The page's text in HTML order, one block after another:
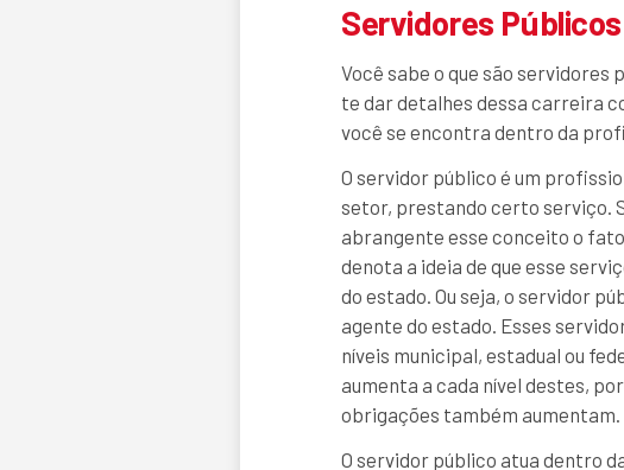
Servidores Públicos
Você sabe o que são servidores
te dar detalhes dessa carreira
você se encontra dentro da
O servidor público é um
setor, prestando certo serviço.
abrangente esse conceito o
denota a ideia de que esse
do estado. Ou seja, o servidor
agente do estado. Esses
níveis municipal, estadual ou
aumenta a cada nível destes,
obrigações também aumentam.
O servidor público atua dentro